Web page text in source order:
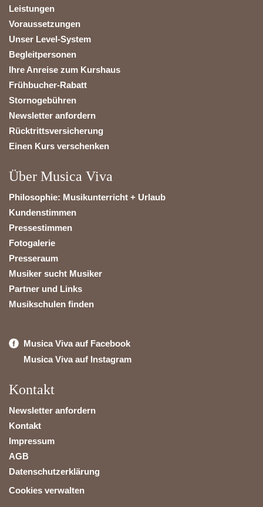
Leistungen
Voraussetzungen
Unser Level-System
Begleitpersonen
Ihre Anreise zum Kurshaus
Frühbucher-Rabatt
Stornogebühren
Newsletter anfordern
Rücktrittsversicherung
Einen Kurs verschenken
Über Musica Viva
Philosophie: Musikunterricht + Urlaub
Kundenstimmen
Pressestimmen
Fotogalerie
Presseraum
Musiker sucht Musiker
Partner und Links
Musikschulen finden
Musica Viva auf Facebook
Musica Viva auf Instagram
Kontakt
Newsletter anfordern
Kontakt
Impressum
AGB
Datenschutzerklärung
Cookies verwalten